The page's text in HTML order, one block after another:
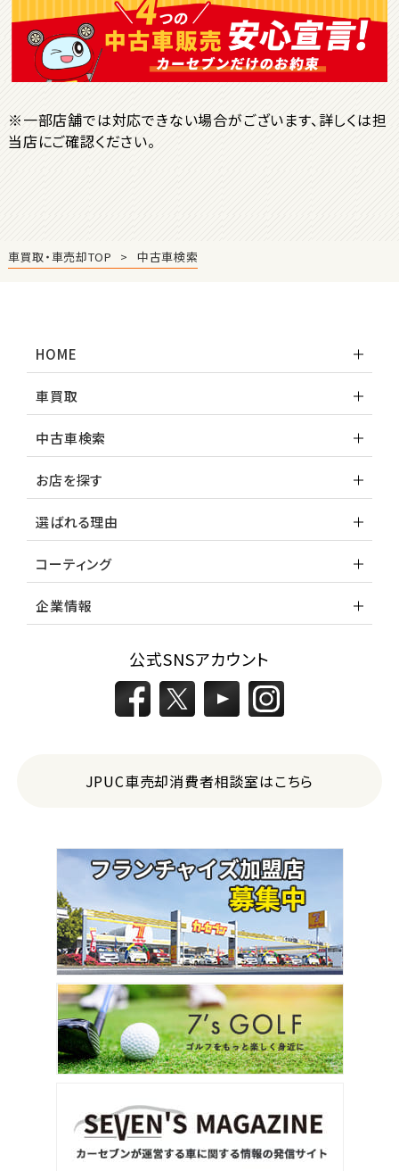
1 位
トヨタ
ヤリスクロス
※一部店舗では対応できない場合がございます、詳しくは担
当店にご確認ください。
車買取・車売却TOP 中古車検索
HOME
車買取
中古車検索
お店を探す
選ばれる理由
コーティング
企業情報
公式SNSアカウント
JPUC車売却消費者相談室はこちら